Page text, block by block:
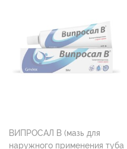
ВИПРОСАЛ В (мазь для
наружного применения туба